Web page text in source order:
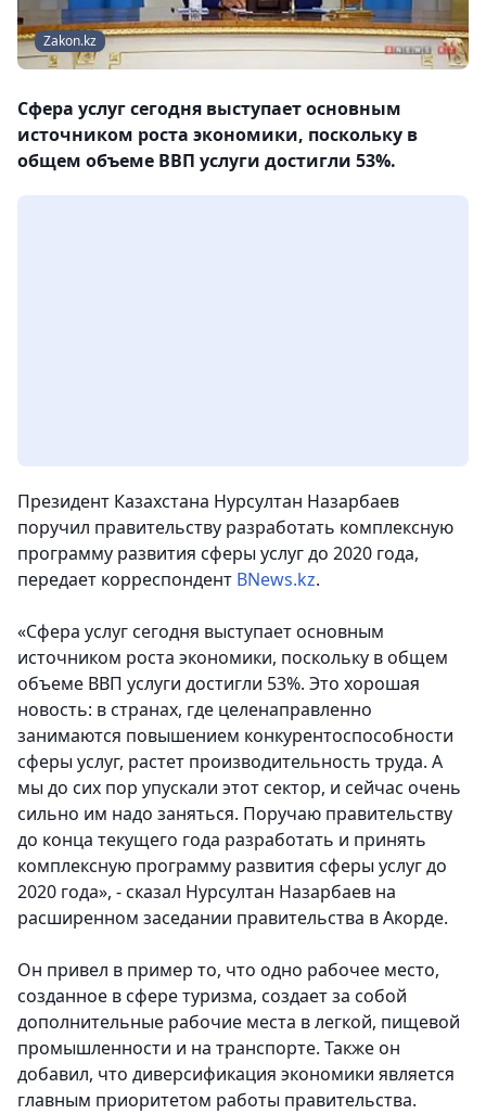
Zakon.kz
Сфера услуг сегодня выступает основным
источником роста экономики, поскольку в
общем объеме ВВП услуги достигли 53%.
Президент Казахстана Нурсултан Назарбаев
поручил правительству разработать комплексную
программу развития сферы услуг до 2020 года,
передает корреспондент BNews.kz.
«Сфера услуг сегодня выступает основным
источником роста экономики, поскольку в общем
объеме ВВП услуги достигли 53%. Это хорошая
новость: в странах, где целенаправленно
занимаются повышением конкурентоспособности
сферы услуг, растет производительность труда. А
мы до сих пор упускали этот сектор, и сейчас очень
сильно им надо заняться. Поручаю правительству
до конца текущего года разработать и принять
комплексную программу развития сферы услуг до
2020 года», - сказал Нурсултан Назарбаев на
расширенном заседании правительства в Акорде.
Он привел в пример то, что одно рабочее место,
созданное в сфере туризма, создает за собой
дополнительные рабочие места в легкой, пищевой
промышленности и на транспорте. Также он
добавил, что диверсификация экономики является
главным приоритетом работы правительства.